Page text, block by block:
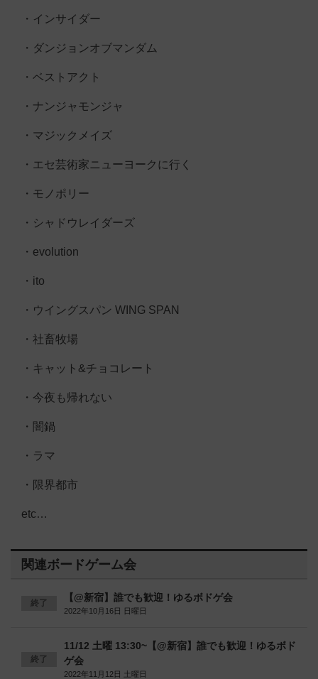
・インサイダー
・ダンジョンオブマンダム
・ベストアクト
・ナンジャモンジャ
・マジックメイズ
・エセ芸術家ニューヨークに行く
・モノポリー
・シャドウレイダーズ
・evolution
・ito
・ウイングスパン WING SPAN
・社畜牧場
・キャット&チョコレート
・今夜も帰れない
・闇鍋
・ラマ
・限界都市
etc…
関連ボードゲーム会
終了 【@新宿】誰でも歓迎！ゆるボドゲ会
2022年10月16日 日曜日
終了
11/12 土曜 13:30~【@新宿】誰でも歓迎！ゆるボド
ゲ会
2022年11月12日 土曜日